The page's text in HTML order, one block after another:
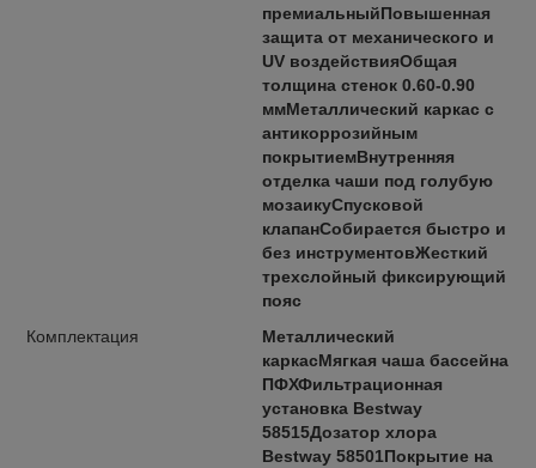
премиальныйПовышенная
защита от механического и
UV воздействияОбщая
толщина стенок 0.60-0.90
ммМеталлический каркас с
антикоррозийным
покрытиемВнутренняя
отделка чаши под голубую
мозаикуСпусковой
клапанСобирается быстро и
без инструментовЖесткий
трехслойный фиксирующий
пояс
Комплектация
Металлический
каркасМягкая чаша бассейна
ПФХФильтрационная
установка Bestway
58515Дозатор хлора
Bestway 58501Покрытие на